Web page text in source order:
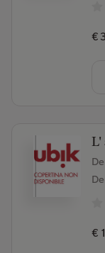
€
L'
€